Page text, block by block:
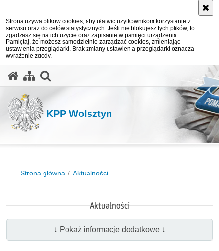
Strona używa plików cookies, aby ułatwić użytkownikom korzystanie z
serwisu oraz do celów statystycznych. Jeśli nie blokujesz tych plików, to
zgadzasz się na ich użycie oraz zapisanie w pamięci urządzenia.
Pamiętaj, że możesz samodzielnie zarządzać cookies, zmieniając
ustawienia przeglądarki. Brak zmiany ustawienia przeglądarki oznacza
wyrażenie zgody.
KPP Wolsztyn
Strona główna Aktualności
Aktualności
↓ Pokaż informacje dodatkowe ↓